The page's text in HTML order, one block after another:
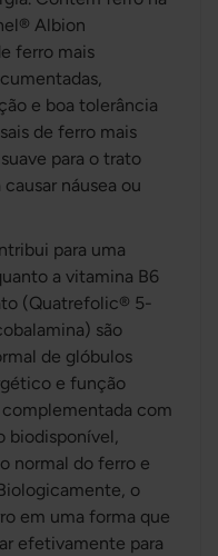
Albion
ferro mais
e boa tolerância
de ferro mais
para o trato
náusea ou
para uma
a vitamina B6
(Quatrefolic® 5-
são
de glóbulos
e função
com
biodisponível,
normal do ferro e
o
em uma forma que
efetivamente para